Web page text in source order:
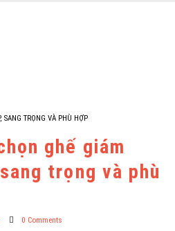
TRỌNG VÀ PHÙ HỢP
ghế giám
trọng và phù
0 Comments